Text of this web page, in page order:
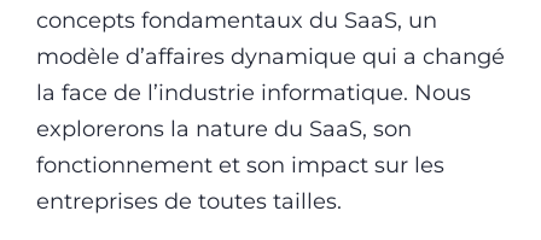
concepts fondamentaux du SaaS, un
modèle d’affaires dynamique qui a changé
la face de l’industrie informatique. Nous
explorerons la nature du SaaS, son
fonctionnement et son impact sur les
entreprises de toutes tailles.